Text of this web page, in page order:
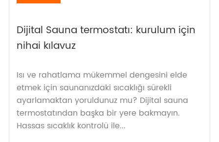
Dijital Sauna termostatı: kurulum için
nihai kılavuz
Isı ve rahatlama mükemmel dengesini elde
etmek için saunanızdaki sıcaklığı sürekli
ayarlamaktan yoruldunuz mu? Dijital sauna
termostatından başka bir yere bakmayın.
Hassas sıcaklık kontrolü ile...